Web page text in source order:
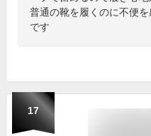
普通の靴を履くのに不便
です
17